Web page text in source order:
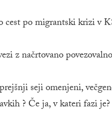
cest po migrantski krizi v
z načrtovano
seji omenjeni,
? Če ja, v kateri fazi je?